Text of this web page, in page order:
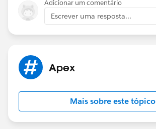
Adicionar um comentário
Escrever uma resposta...
Apex
Mais sobre este tópico